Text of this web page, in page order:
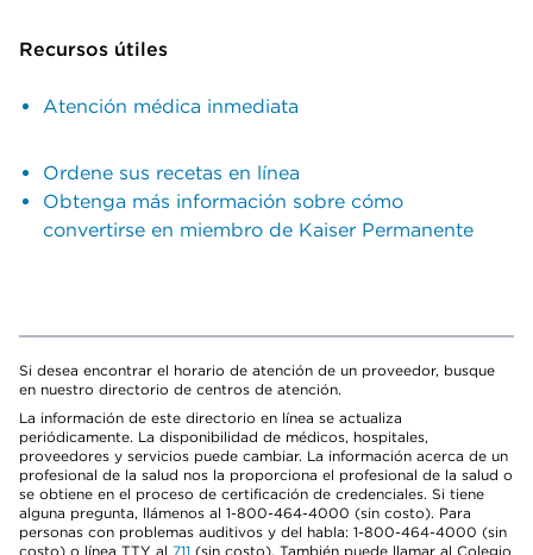
Recursos útiles
Atención médica inmediata
Ordene sus recetas en línea
Obtenga más información sobre cómo
convertirse en miembro de Kaiser Permanente
Si desea encontrar el horario de atención de un proveedor, busque
en nuestro directorio de centros de atención.
La información de este directorio en línea se actualiza
periódicamente. La disponibilidad de médicos, hospitales,
proveedores y servicios puede cambiar. La información acerca de un
profesional de la salud nos la proporciona el profesional de la salud o
se obtiene en el proceso de certificación de credenciales. Si tiene
alguna pregunta, llámenos al 1-800-464-4000 (sin costo). Para
personas con problemas auditivos y del habla: 1-800-464-4000 (sin
costo) o línea TTY al 711 (sin costo). También puede llamar al Colegio